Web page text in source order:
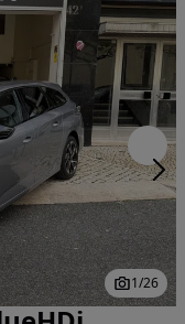
1/26